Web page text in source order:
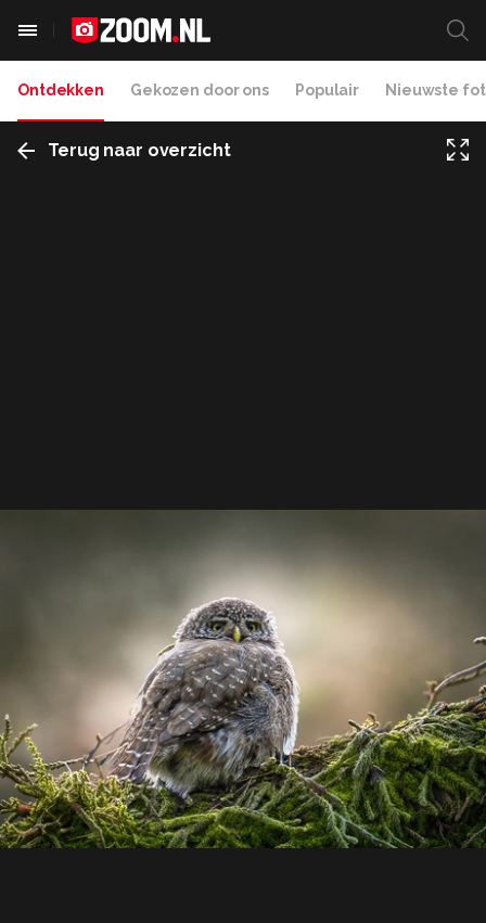
Ontdekken Gekozen door ons Populair Nieuwste
Terug naar overzicht